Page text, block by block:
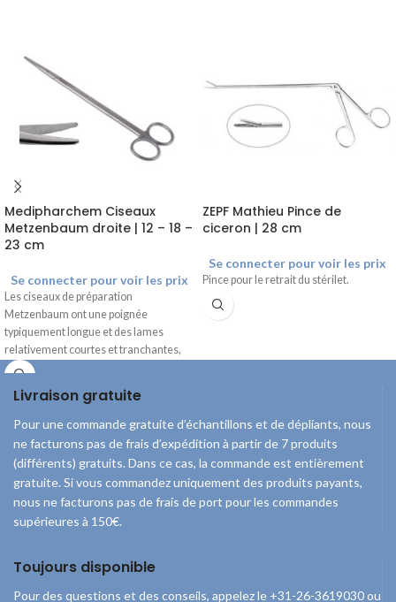
Medipharchem Ciseaux
Metzenbaum droite | 12 – 18 –
23 cm
Se connecter pour voir les prix
Les ciseaux de préparation
Metzenbaum ont une poignée
typiquement longue et des lames
relativement courtes et tranchantes,
ce qui permet de travailler dans les
émoussées des lames de la paire de
ciseaux, elle convient à la préparation
de divers types de tissus. Fabriquée en
acier inoxydable de haute qualité, elle
peut être stérilisée de manière
illimitée*.
ZEPF Mathieu Pince de
ciceron | 28 cm
Se connecter pour voir les prix
Pince pour le retrait du stérilet.
Livraison gratuite
Pour une commande gratuite d’échantillons et de dépliants, nous
ne facturons pas de frais d’expédition à partir de 7 produits
(différents) gratuits. Dans ce cas, la commande est entièrement
gratuite. Si vous commandez uniquement des produits payants,
nous ne facturons pas de frais de port pour les commandes
supérieures à 150€.
Toujours disponible
Pour des questions et des conseils, appelez le +31-26-3619030 ou